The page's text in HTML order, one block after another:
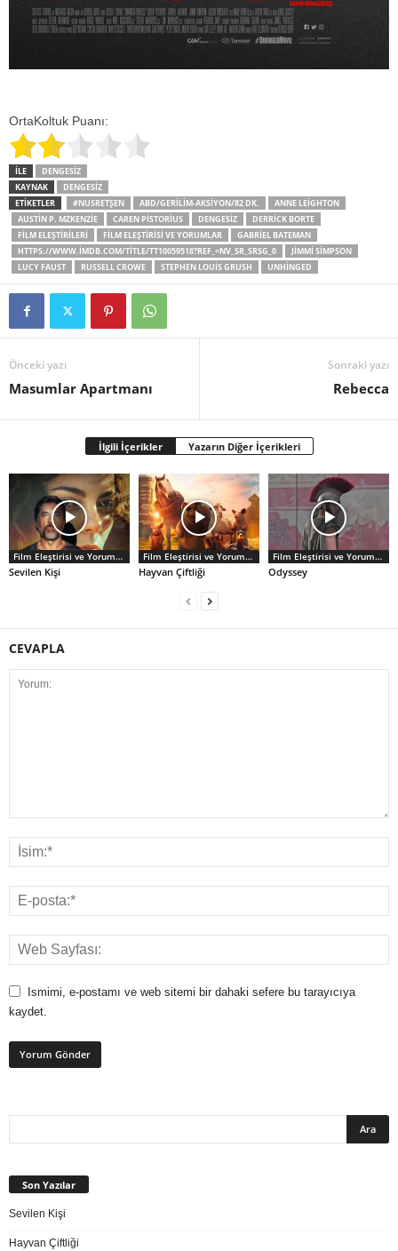
OrtaKoltuk Puanı:
İLE
DENGESIZ
KAYNAK
DENGESIZ
ETİKETLER
#NUSRETŞEN ABD/GERILIM-AKSIYON/82 DK.
ANNE LEIGHTON
AUSTIN P. MZKENZIE
CAREN PISTORIUS DENGESIZ
DERRICK BORTE
FILM ELEŞTIRILERI
FILM ELEŞTIRISI VE YORUMLAR
GABRIEL BATEMAN
HTTPS://WWW.IMDB.COM/TITLE/TT10059518?REF_=NV_SR_SRSG_0
JIMMI SIMPSON
LUCY FAUST
RUSSELL CROWE STEPHEN LOUIS GRUSH UNHINGED
Önceki yazı
Masumlar Apartmanı
Sonraki yazı
Rebecca
İlgili İçerikler Yazarın Diğer İçerikleri
Film Eleştirisi ve Yorumlar
Sevilen Kişi
Film Eleştirisi ve Yorumlar
Hayvan Çiftliği
Film Eleştirisi ve Yorumlar
Odyssey
CEVAPLA
Ismimi, e-postamı ve web sitemi bir dahaki sefere bu tarayıcıya
kaydet.
Son Yazılar
Sevilen Kişi
Hayvan Çiftliği